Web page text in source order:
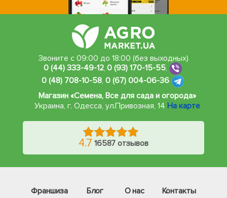
Звоните с 09:00 до 18:00 (без выходных)
0 (44) 333-49-12,0 (93) 170-15-55,
0 (48) 708-10-58, 0 (67) 004-06-36
Магазин «Семена, Все для сада и огорода»
Украина, г. Одесса, ул.Привозная, 14 На карте
4.7 16587 отзывов
Франшиза Блог О нас
Контакты